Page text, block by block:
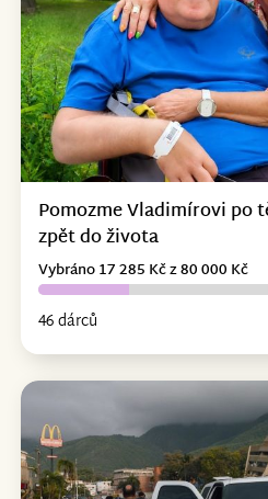
Pomozme Vladimírovi po
zpět do života
46 dárců
Vybráno 17 285 Kč z 80 000 Kč